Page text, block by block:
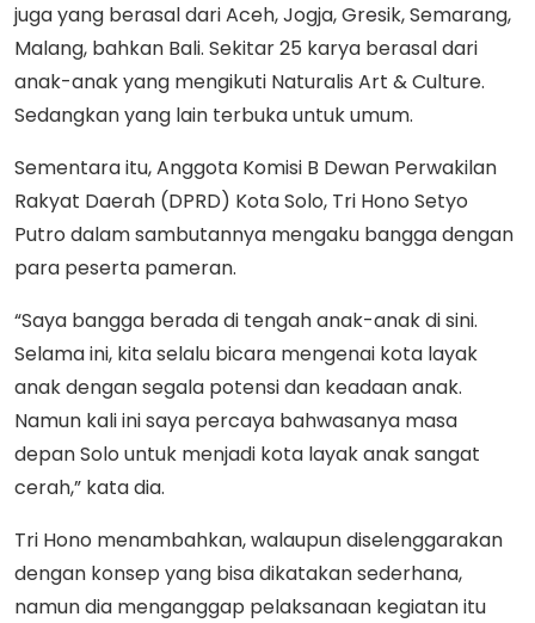
juga yang berasal dari Aceh, Jogja, Gresik, Semarang,
Malang, bahkan Bali. Sekitar 25 karya berasal dari
anak-anak yang mengikuti Naturalis Art & Culture.
Sedangkan yang lain terbuka untuk umum.
Sementara itu, Anggota Komisi B Dewan Perwakilan
Rakyat Daerah (DPRD) Kota Solo, Tri Hono Setyo
Putro dalam sambutannya mengaku bangga dengan
para peserta pameran.
“Saya bangga berada di tengah anak-anak di sini.
Selama ini, kita selalu bicara mengenai kota layak
anak dengan segala potensi dan keadaan anak.
Namun kali ini saya percaya bahwasanya masa
depan Solo untuk menjadi kota layak anak sangat
cerah,” kata dia.
Tri Hono menambahkan, walaupun diselenggarakan
dengan konsep yang bisa dikatakan sederhana,
namun dia menganggap pelaksanaan kegiatan itu